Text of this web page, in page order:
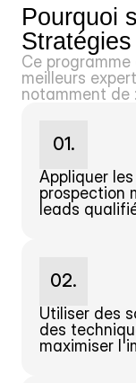
Pourquoi
Ce
meilleurs
notamment de :
01.
Appliquer
prospection
leads
02.
Utiliser des
des
maximiser